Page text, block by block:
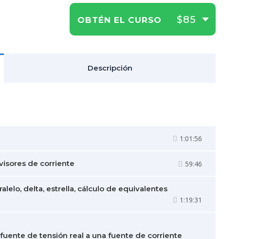
OBTÉN EL CURSO $85
Descripción
1:01:56
de corriente 59:46
delta, estrella, cálculo de equivalentes
1:19:31
de tensión real a una fuente de corriente